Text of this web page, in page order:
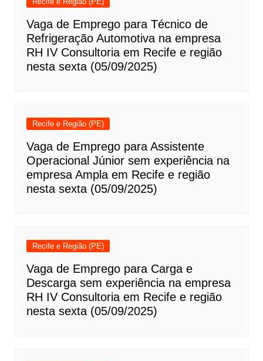
Vaga de Emprego para Técnico de
Refrigeração Automotiva na empresa
RH IV Consultoria em Recife e região
nesta sexta (05/09/2025)
Recife e Região (PE)
Vaga de Emprego para Assistente
Operacional Júnior sem experiência na
empresa Ampla em Recife e região
nesta sexta (05/09/2025)
Recife e Região (PE)
Vaga de Emprego para Carga e
Descarga sem experiência na empresa
RH IV Consultoria em Recife e região
nesta sexta (05/09/2025)